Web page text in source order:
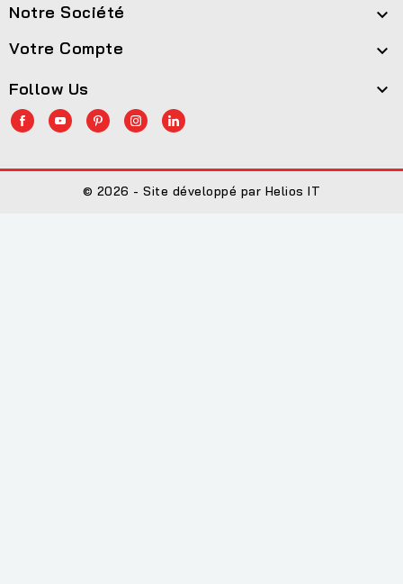
Notre Société 
Votre Compte 
Follow Us 
© 2026 - Site développé par Helios IT